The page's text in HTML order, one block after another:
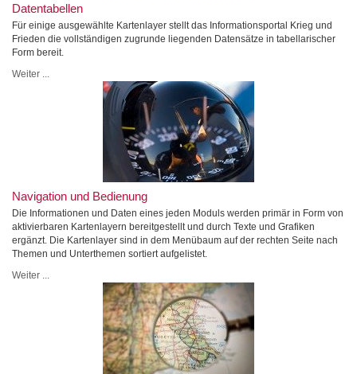
Datentabellen
Für einige ausgewählte Kartenlayer stellt das Informationsportal Krieg und
Frieden die vollständigen zugrunde liegenden Datensätze in tabellarischer
Form bereit.
Weiter ...
Navigation und Bedienung
Die Informationen und Daten eines jeden Moduls werden primär in Form von
aktivierbaren Kartenlayern bereitgestellt und durch Texte und Grafiken
ergänzt. Die Kartenlayer sind in dem Menübaum auf der rechten Seite nach
Themen und Unterthemen sortiert aufgelistet.
Weiter ...